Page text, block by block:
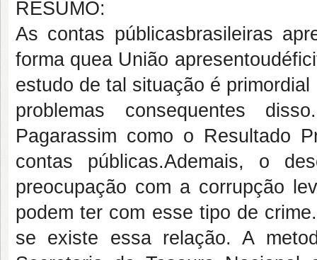
RESUMO:
As contas públicasbrasileiras
forma quea União apresentou
estudo de tal situação é
problemas consequentes
Pagarassim como o Resultado
contas públicas.Ademais, o
preocupação com a corrupção
podem ter com esse tipo de crime
se existe essa relação.A